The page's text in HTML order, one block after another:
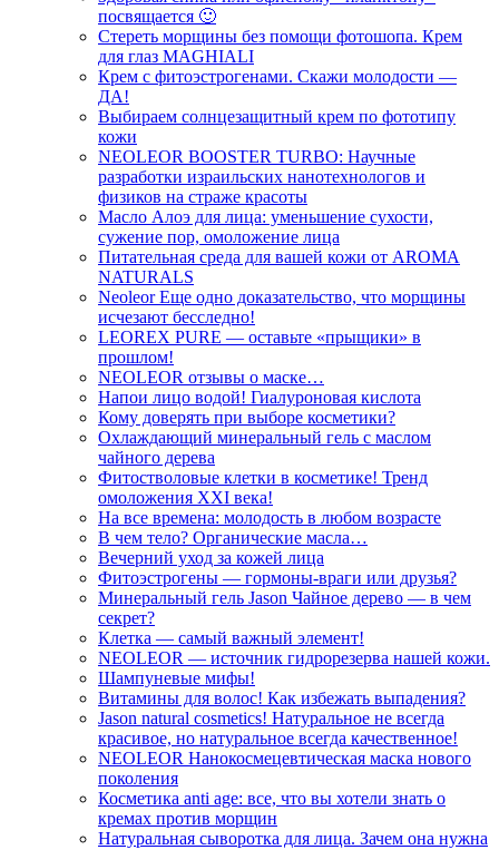
посвящается 🙂
Cтереть морщины без помощи фотошопа. Крем
для глаз MAGHIALI
Крем с фитоэстрогенами. Скажи молодости —
ДА!
Выбираем солнцезащитный крем по фототипу
кожи
NEOLEOR BOOSTER TURBO: Научные
разработки израильских нанотехнологов и
физиков на страже красоты
Масло Алоэ для лица: уменьшение сухости,
сужение пор, омоложение лица
Питательная среда для вашей кожи от AROMA
NATURALS
Neoleor Еще одно доказательство, что морщины
исчезают бесследно!
LEOREX PURE — оставьте «прыщики» в
прошлом!
NEOLEOR отзывы о маске…
Напои лицо водой! Гиалуроновая кислота
Кому доверять при выборе косметики?
Охлаждающий минеральный гель с маслом
чайного дерева
Фитостволовые клетки в косметике! Тренд
омоложения XXI века!
На все времена: молодость в любом возрасте
В чем тело? Органические масла…
Вечерний уход за кожей лица
Фитоэстрогены — гормоны-враги или друзья?
Минеральный гель Jason Чайное дерево — в чем
секрет?
Клетка — самый важный элемент!
NEOLEOR — источник гидрорезерва нашей кожи.
Шампуневые мифы!
Витамины для волос! Как избежать выпадения?
Jason natural cosmetics! Натуральное не всегда
красивое, но натуральное всегда качественное!
NEOLEOR Нанокосмецевтическая маска нового
поколения
Косметика anti age: все, что вы хотели знать о
кремах против морщин
Натуральная сыворотка для лица. Зачем она нужна